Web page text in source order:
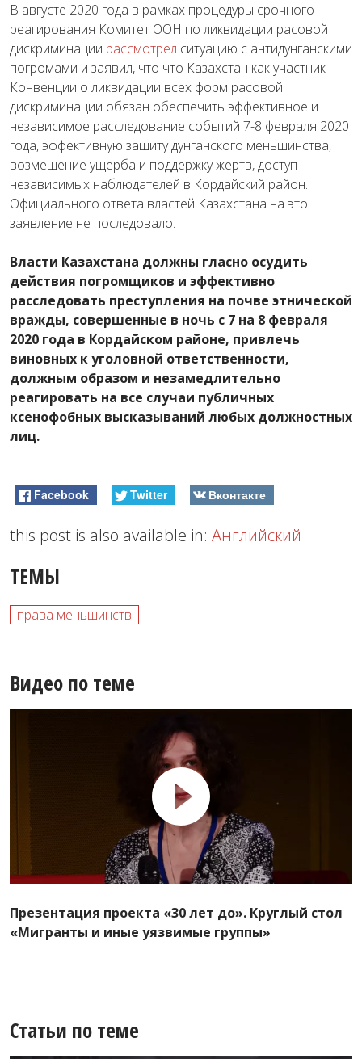
В августе 2020 года в рамках процедуры срочного
реагирования Комитет ООН по ликвидации расовой
дискриминации рассмотрел ситуацию с антидунганскими
погромами и заявил, что что Казахстан как участник
Конвенции о ликвидации всех форм расовой
дискриминации обязан обеспечить эффективное и
независимое расследование событий 7-8 февраля 2020
года, эффективную защиту дунганского меньшинства,
возмещение ущерба и поддержку жертв, доступ
независимых наблюдателей в Кордайский район.
Официального ответа властей Казахстана на это
заявление не последовало.
Власти Казахстана должны гласно осудить
действия погромщиков и эффективно
расследовать преступления на почве этнической
вражды, совершенные в ночь с 7 на 8 февраля
2020 года в Кордайском районе, привлечь
виновных к уголовной ответственности,
должным образом и незамедлительно
реагировать на все случаи публичных
ксенофобных высказываний любых должностных
лиц.
Facebook Twitter Вконтакте
this post is also available in: Английский
ТЕМЫ
права меньшинств
Видео по теме
Презентация проекта «30 лет до». Круглый стол
«Мигранты и иные уязвимые группы»
Статьи по теме